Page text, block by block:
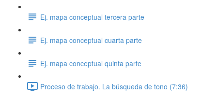
Ej. mapa conceptual tercera parte
Ej. mapa conceptual cuarta parte
Ej. mapa conceptual quinta parte
Proceso de trabajo. La búsqueda de tono (7:36)